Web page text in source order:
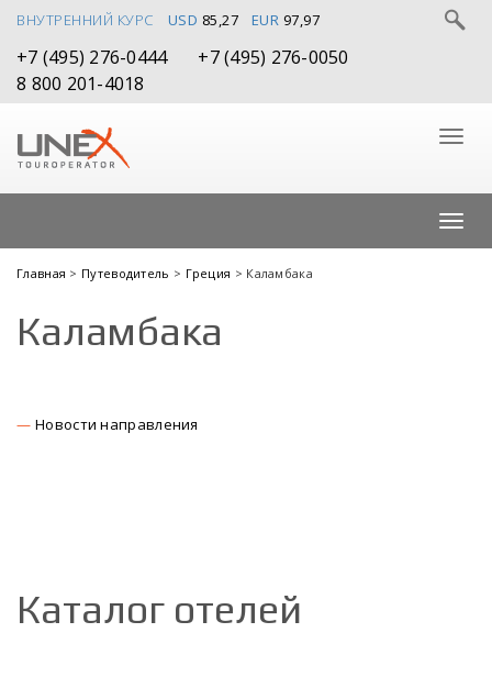
ВНУТРЕННИЙ КУРС USD 85,27 EUR 97,97
+7 (495) 276-0444
+7 (495) 276-0050
8 800 201-4018
Главная > Путеводитель > Греция > Каламбака
Каламбака
Новости направления
Каталог отелей